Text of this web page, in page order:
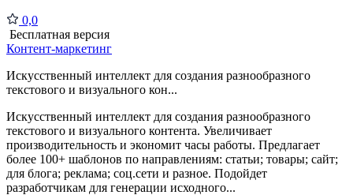
0,0
Бесплатная версия
Контент-маркетинг
Искусственный интеллект для создания разнообразного
текстового и визуального кон...
Искусственный интеллект для создания разнообразного
текстового и визуального контента. Увеличивает
производительность и экономит часы работы. Предлагает
более 100+ шаблонов по направлениям: статьи; товары; сайт;
для блога; реклама; соц.сети и разное. Подойдет
разработчикам для генерации исходного...